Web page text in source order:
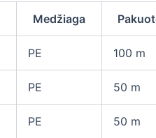
Medžiaga
PE 100 m
PE 50 m
PE 50 m